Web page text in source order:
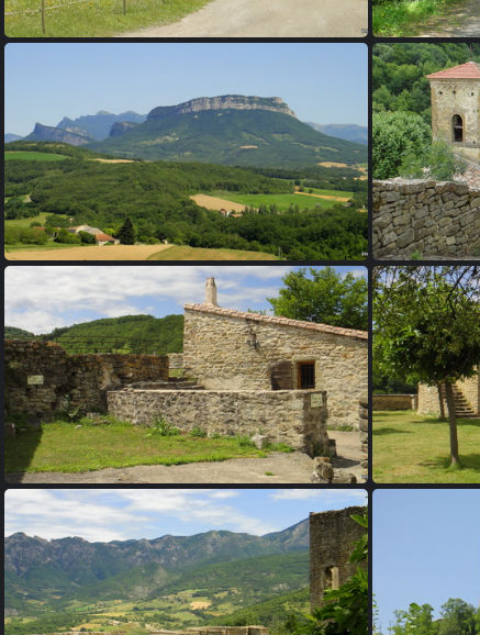
17 - L'auberge des Dauphins dans la forêt de Saou
21 - Roche Colombe
25 - Le Poët-Célard